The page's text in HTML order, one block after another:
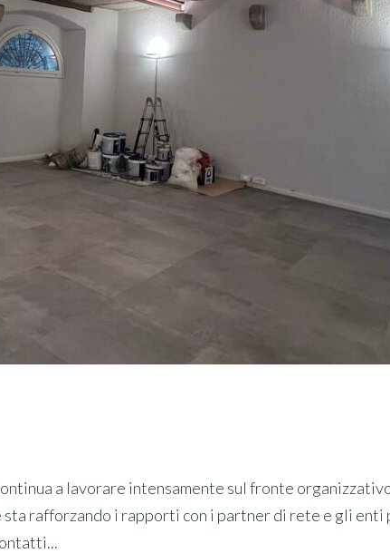
a lavorare intensamente sul fronte
sta rafforzando i rapporti con i partner di rete e gli